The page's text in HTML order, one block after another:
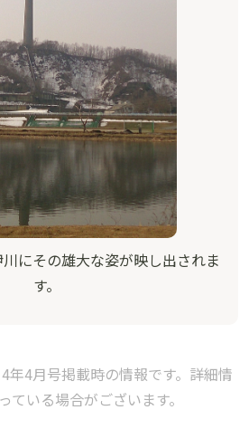
にその雄大な姿が映し出されま
す。
4月号掲載時の情報です。詳細情
ている場合がございます。